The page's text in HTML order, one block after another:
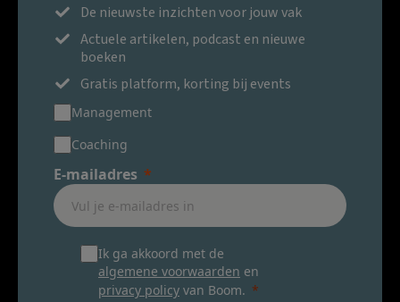
De nieuwste inzichten voor jouw vak
Actuele artikelen, podcast en nieuwe
boeken
Gratis platform, korting bij events
Management
Coaching
E-mailadres
Ik ga akkoord met de
algemene voorwaarden en
privacy policy van Boom.